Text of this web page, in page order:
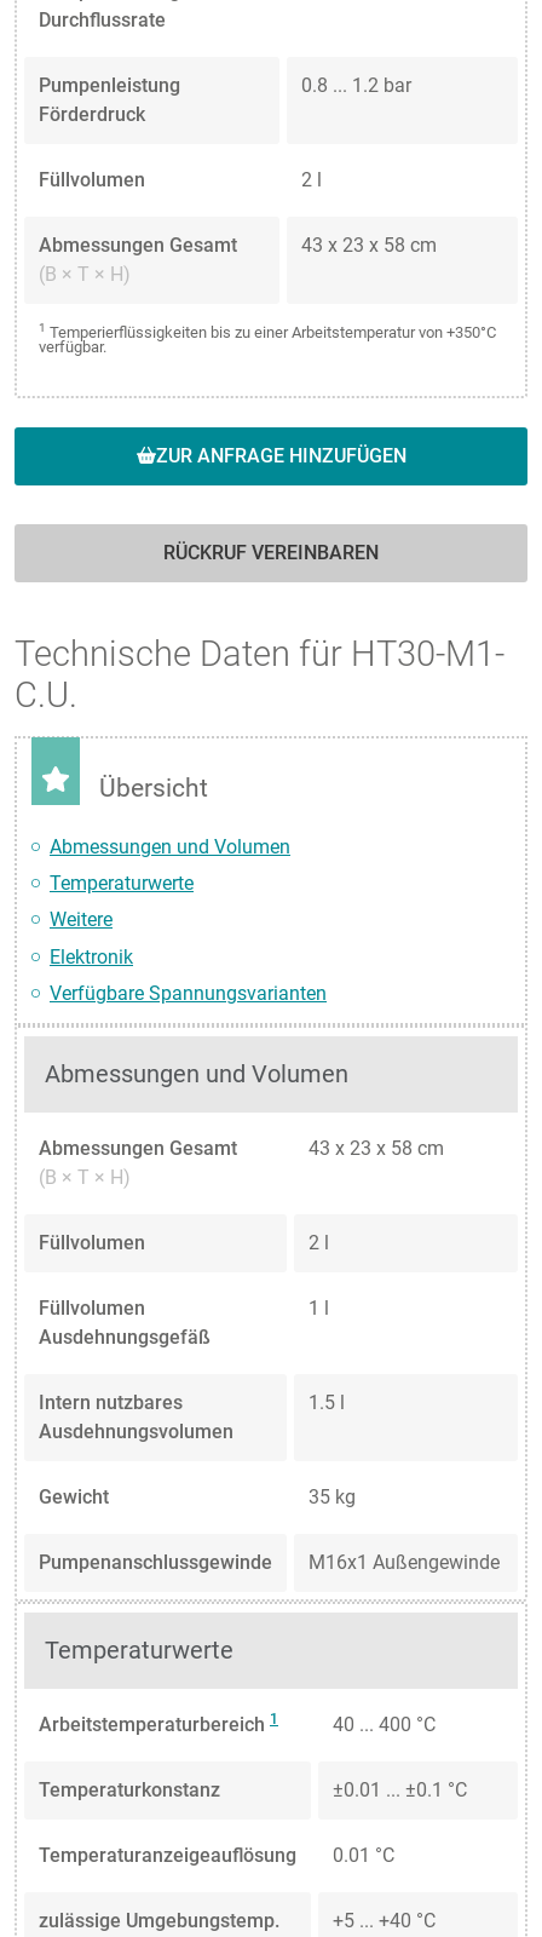
Durchflussrate
Pumpenleistung
Förderdruck
0.8 ... 1.2 bar
Füllvolumen 2 l
Abmessungen Gesamt
(B × T × H)
43 x 23 x 58 cm
1 Temperierflüssigkeiten bis zu einer Arbeitstemperatur von +350°C
verfügbar.
ZUR ANFRAGE HINZUFÜGEN
RÜCKRUF VEREINBAREN
Technische Daten für HT30-M1-
C.U.
Übersicht
Abmessungen und Volumen
Temperaturwerte
Weitere
Elektronik
Verfügbare Spannungsvarianten
Abmessungen und Volumen
Abmessungen Gesamt
(B × T × H)
43 x 23 x 58 cm
Füllvolumen 2 l
Füllvolumen
Ausdehnungsgefäß
1 l
Intern nutzbares
Ausdehnungsvolumen
1.5 l
Gewicht 35 kg
Pumpenanschlussgewinde M16x1 Außengewinde
Temperaturwerte
Arbeitstemperaturbereich 1 40 ... 400 °C
Temperaturkonstanz ±0.01 ... ±0.1 °C
Temperaturanzeigeauflösung 0.01 °C
zulässige Umgebungstemp. +5 ... +40 °C